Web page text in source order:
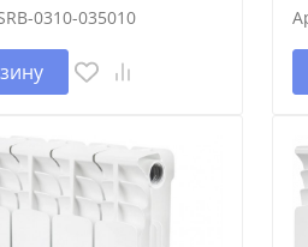
0310-035010